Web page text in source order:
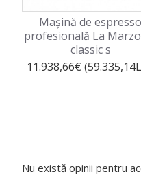
Mașină de espresso
profesională La
classic s
11.938,66€
Nu există opinii pentru